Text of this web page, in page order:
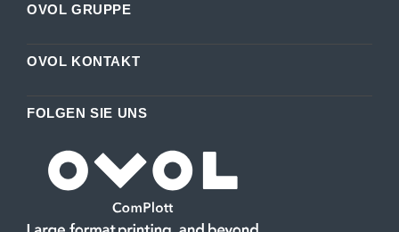
OVOL GRUPPE
OVOL KONTAKT
FOLGEN SIE UNS